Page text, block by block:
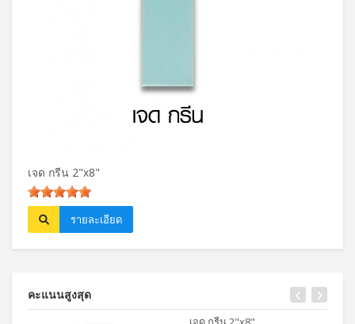
เจด กรีน 2"x8"
รายละเอียด
คะแนนสูงสุด